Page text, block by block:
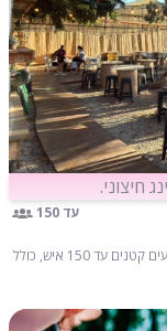
חיצוני.
עד 150
יוענה אירועים בבאר יעקב מציע מתחם פסטורלי בטבע לאירועים קטנים עד 150 איש, כולל